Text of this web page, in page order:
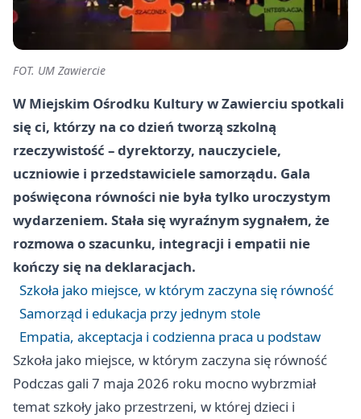
FOT. UM Zawiercie
W Miejskim Ośrodku Kultury w Zawierciu spotkali
się ci, którzy na co dzień tworzą szkolną
rzeczywistość – dyrektorzy, nauczyciele,
uczniowie i przedstawiciele samorządu. Gala
poświęcona równości nie była tylko uroczystym
wydarzeniem. Stała się wyraźnym sygnałem, że
rozmowa o szacunku, integracji i empatii nie
kończy się na deklaracjach.
Szkoła jako miejsce, w którym zaczyna się równość
Samorząd i edukacja przy jednym stole
Empatia, akceptacja i codzienna praca u podstaw
Szkoła jako miejsce, w którym zaczyna się równość
Podczas gali 7 maja 2026 roku mocno wybrzmiał
temat szkoły jako przestrzeni, w której dzieci i